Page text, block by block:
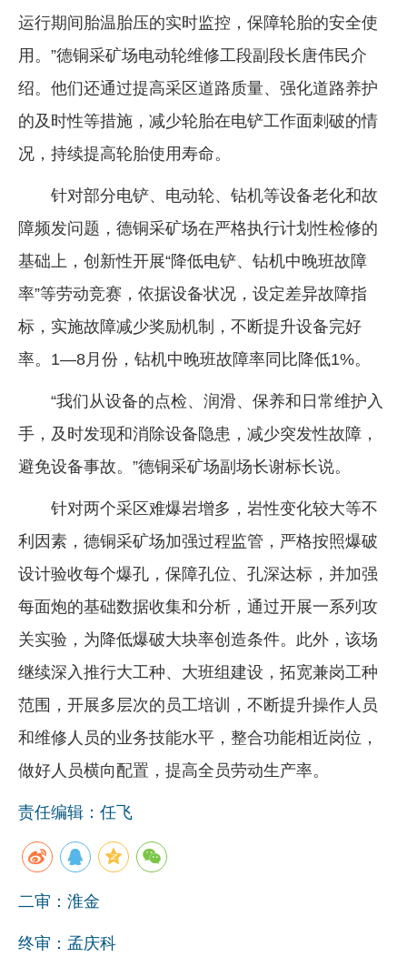
运行期间胎温胎压的实时监控，保障轮胎的安全使
用。”德铜采矿场电动轮维修工段副段长唐伟民介
绍。他们还通过提高采区道路质量、强化道路养护
的及时性等措施，减少轮胎在电铲工作面刺破的情
况，持续提高轮胎使用寿命。
针对部分电铲、电动轮、钻机等设备老化和故
障频发问题，德铜采矿场在严格执行计划性检修的
基础上，创新性开展“降低电铲、钻机中晚班故障
率”等劳动竞赛，依据设备状况，设定差异故障指
标，实施故障减少奖励机制，不断提升设备完好
率。1—8月份，钻机中晚班故障率同比降低1%。
“我们从设备的点检、润滑、保养和日常维护入
手，及时发现和消除设备隐患，减少突发性故障，
避免设备事故。”德铜采矿场副场长谢标长说。
针对两个采区难爆岩增多，岩性变化较大等不
利因素，德铜采矿场加强过程监管，严格按照爆破
设计验收每个爆孔，保障孔位、孔深达标，并加强
每面炮的基础数据收集和分析，通过开展一系列攻
关实验，为降低爆破大块率创造条件。此外，该场
继续深入推行大工种、大班组建设，拓宽兼岗工种
范围，开展多层次的员工培训，不断提升操作人员
和维修人员的业务技能水平，整合功能相近岗位，
做好人员横向配置，提高全员劳动生产率。
责任编辑：任飞
二审：淮金
终审：孟庆科